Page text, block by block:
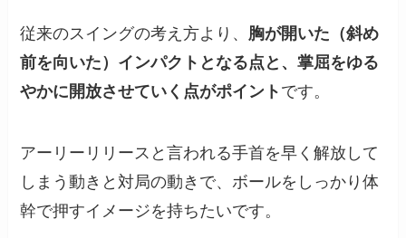
従来のスイングの考え方より、 胸が開いた（斜め
前を向いた）インパクトとなる点と、掌屈をゆる
やかに開放させていく点がポイント です。
アーリーリリースと言われる手首を早く解放して
しまう動きと対局の動きで、ボールをしっかり体
幹で押すイメージを持ちたいです。